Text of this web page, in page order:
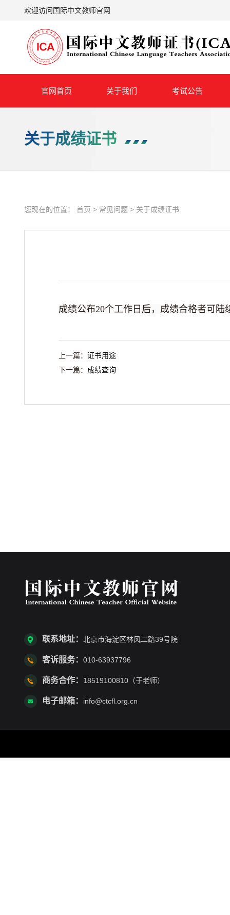
欢迎访问国际中文教师官网
官网首页 关于我们 考试公告
关于成绩证书
您现在的位置： 首页 > 常见问题> 关于成绩证书
成绩公布20个工作日后，成绩合格者可陆
上一篇： 证书用途
下一篇： 成绩查询
联系地址： 北京市海淀区林风二路39号院
客诉服务： 010-63937796
商务合作： 18519100810（于老师）
电子邮箱： info@ctcfl.org.cn